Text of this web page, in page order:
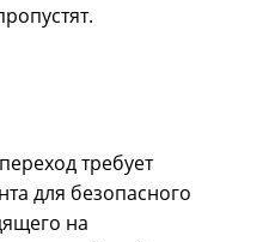
требует
для безопасного
на